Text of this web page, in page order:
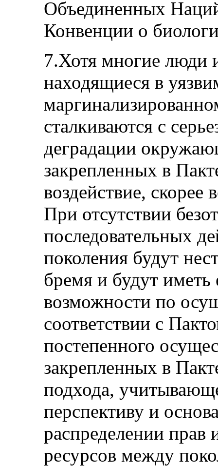
Объединенных
Конвенции о
7.Хотя многие люди
находящиеся в
сталкиваются с
деградации
закрепленных в
воздействие, скорее
При отсутствии
последовательных
поколения будут
бремя и будут
возможности по
соответствии с
постепенного
закрепленных в
подхода,
перспективу и
распределении прав
ресурсов между